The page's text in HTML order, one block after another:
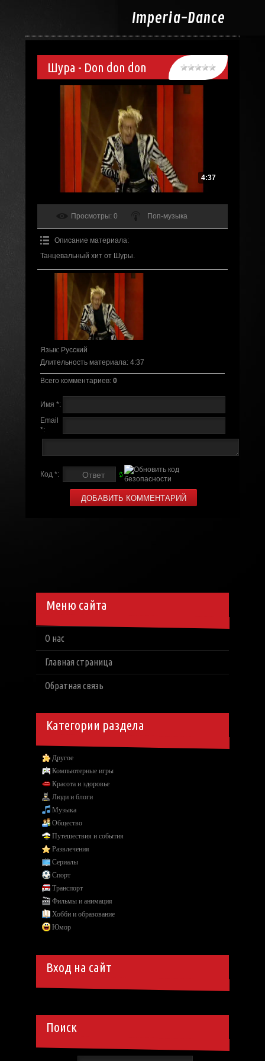
Imperia-Dance
Шура - Don don don
4:37
Просмотры: 0 Поп-музыка
Описание материала:
Танцевальный хит от Шуры.
Язык: Русский
Длительность материала: 4:37
Всего комментариев: 0
Имя *:
Email
*:
Код *:
Меню сайта
О нас
Главная страница
Обратная связь
Категории раздела
Другое
Компьютерные игры
Красота и здоровье
Люди и блоги
Музыка
Общество
Путешествия и события
Развлечения
Сериалы
Спорт
Транспорт
Фильмы и анимация
Хобби и образование
Юмор
Вход на сайт
Поиск